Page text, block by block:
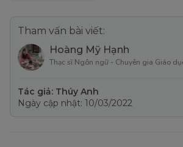
Tham vấn bài viết:
Hoàng Mỹ Hạnh
Thạc sĩ Ngôn ngữ - Chuyên gia Giáo
Tác giả: Thúy Anh
Ngày cập nhật: 10/03/2022